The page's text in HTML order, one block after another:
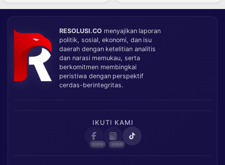
RESOLUSI.CO menyajikan laporan
politik, sosial, ekonomi, dan isu
daerah dengan ketelitian analitis
dan narasi memukau, serta
berkomitmen membingkai
peristiwa dengan perspektif
cerdas-berintegritas.
IKUTI KAMI